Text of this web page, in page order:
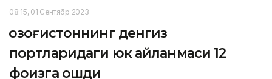
08:15, 01 Сентябр 2023
Қозоғистоннинг денгиз
портларидаги юк айланмаси 12
фоизга ошди